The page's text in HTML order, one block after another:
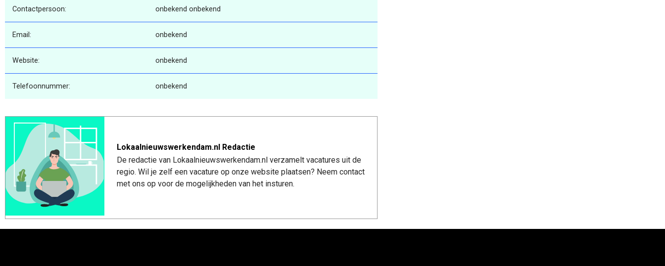
Contactpersoon: onbekend onbekend
Email: onbekend
Website: onbekend
Telefoonnummer: onbekend
Lokaalnieuwswerkendam.nl Redactie
De redactie van Lokaalnieuwswerkendam.nl verzamelt vacatures uit de
regio. Wil je zelf een vacature op onze website plaatsen? Neem contact
met ons op voor de mogelijkheden van het insturen.